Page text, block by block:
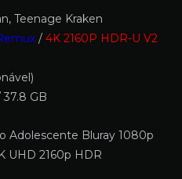
Teenage Kraken
/ 4K 2160P HDR-U V2
37.8 GB